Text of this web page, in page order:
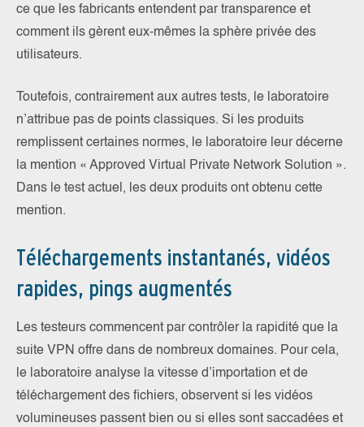
ce que les fabricants entendent par transparence et
comment ils gèrent eux-mêmes la sphère privée des
utilisateurs.
Toutefois, contrairement aux autres tests, le laboratoire
n’attribue pas de points classiques. Si les produits
remplissent certaines normes, le laboratoire leur décerne
la mention « Approved Virtual Private Network Solution ».
Dans le test actuel, les deux produits ont obtenu cette
mention.
Téléchargements instantanés, vidéos
rapides, pings augmentés
Les testeurs commencent par contrôler la rapidité que la
suite VPN offre dans de nombreux domaines. Pour cela,
le laboratoire analyse la vitesse d’importation et de
téléchargement des fichiers, observent si les vidéos
volumineuses passent bien ou si elles sont saccadées et